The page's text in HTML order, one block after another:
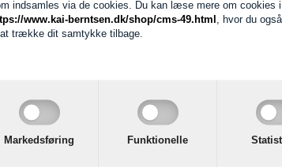
indsamles via de cookies. Du kan læse mere om cookies i
www.kai-berntsen.dk/shop/cms-49.html , hvor du også
trække dit samtykke tilbage.
Markedsføring Funktionelle
cognac glas?
der hjælper med at koncentrere duftene, hvilket giver
i toppen for at fastholde aromaerne.
plads til at svinge væsken og frigøre duftstoffer.
glas føles lette og elegante, mens tykkere glas holder